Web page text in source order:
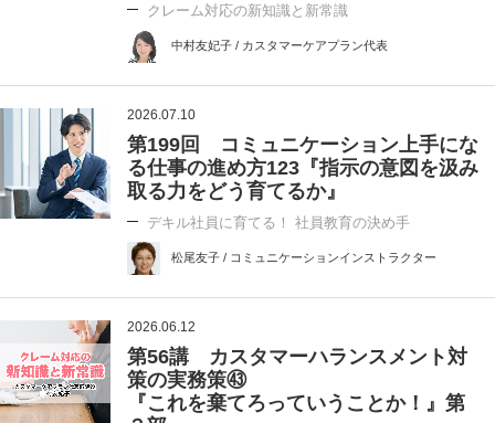
クレーム対応の新知識と新常識
中村友妃子 / カスタマーケアプラン代表
2026.07.10
第199回 コミュニケーション上手にな
る仕事の進め方123『指示の意図を汲み
取る力をどう育てるか』
デキル社員に育てる！ 社員教育の決め手
松尾友子 / コミュニケーションインストラクター
2026.06.12
第56講 カスタマーハランスメント対
策の実務策㊸
『これを棄てろっていうことか！』第